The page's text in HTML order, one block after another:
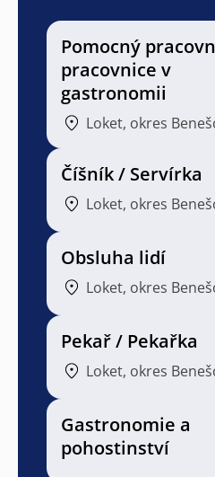
Pomocný
pracovnice v
gastronomii
Loket, okres
Číšník / Servírka
Loket, okres
Obsluha lidí
Loket, okres
Pekař / Pekařka
Loket, okres
Gastronomie a
pohostinství